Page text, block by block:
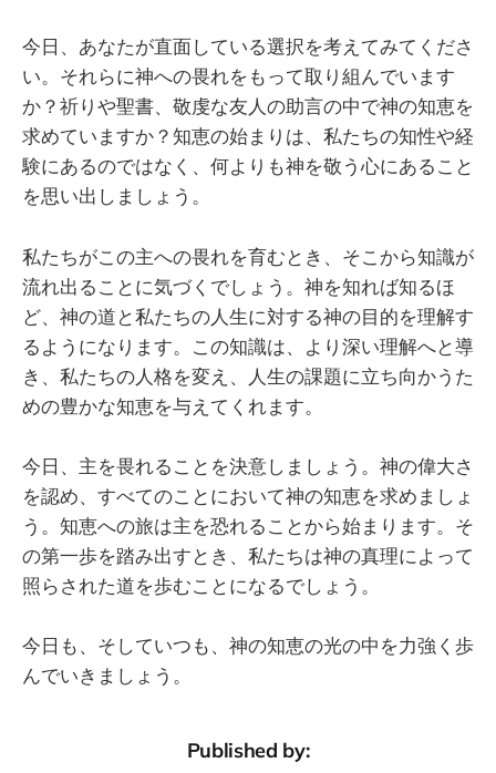
今日、あなたが直面している選択を考えてみてくださ
い。それらに神への畏れをもって取り組んでいます
か？祈りや聖書、敬虔な友人の助言の中で神の知恵を
求めていますか？知恵の始まりは、私たちの知性や経
験にあるのではなく、何よりも神を敬う心にあること
を思い出しましょう。
私たちがこの主への畏れを育むとき、そこから知識が
流れ出ることに気づくでしょう。神を知れば知るほ
ど、神の道と私たちの人生に対する神の目的を理解す
るようになります。この知識は、より深い理解へと導
き、私たちの人格を変え、人生の課題に立ち向かうた
めの豊かな知恵を与えてくれます。
今日、主を畏れることを決意しましょう。神の偉大さ
を認め、すべてのことにおいて神の知恵を求めましょ
う。知恵への旅は主を恐れることから始まります。そ
の第一歩を踏み出すとき、私たちは神の真理によって
照らされた道を歩むことになるでしょう。
今日も、そしていつも、神の知恵の光の中を力強く歩
んでいきましょう。
Published by: